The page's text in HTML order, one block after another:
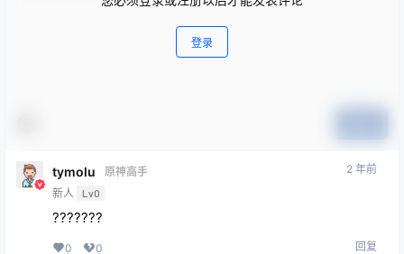
登录
tymolu
原神高手
新人 Lv0
2 年前
???????
0 0 回复